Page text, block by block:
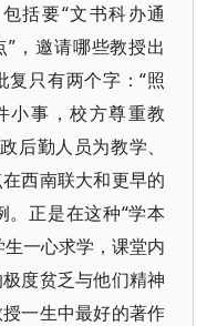
括要“文书科办通
，邀请哪些教授出
只有两个字：“照
小事，校方尊重教
后勤人员为教学、
西南联大和更早的
正是在这种“学本
一心求学，课堂内
度贫乏与他们精神
一生中最好的著作